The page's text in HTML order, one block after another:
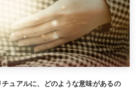
ュアルに、どのような意味があるの